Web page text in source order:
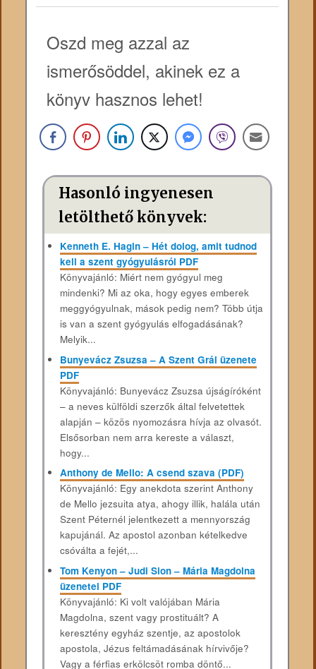
Oszd meg azzal az
ismerősöddel, akinek ez a
könyv hasznos lehet!
Hasonló ingyenesen
letölthető könyvek:
Kenneth E. Hagin – Hét ​dolog, amit tudnod
kell a szent gyógyulásról PDF
Könyvajánló: Miért ​nem gyógyul meg
mindenki? Mi az oka, hogy egyes emberek
meggyógyulnak, mások pedig nem? Több útja
is van a szent gyógyulás elfogadásának?
Melyik...
Bunyevácz Zsuzsa – A Szent Grál üzenete
PDF
Könyvajánló: Bunyevácz Zsuzsa újságíróként
– a neves külföldi szerzők által felvetettek
alapján – közös nyomozásra hívja az olvasót.
Elsősorban nem arra kereste a választ,
hogy...
Anthony de Mello: A csend szava (PDF)
Könyvajánló: Egy anekdota szerint Anthony
de Mello jezsuita atya, ahogy illik, halála után
Szent Péternél jelentkezett a mennyország
kapujánál. Az apostol azonban kételkedve
csóválta a fejét,...
Tom Kenyon – Judi Sion – Mária Magdolna
üzenetei PDF
Könyvajánló: Ki volt valójában Mária
Magdolna, szent vagy prostituált? A
keresztény egyház szentje, az apostolok
apostola, Jézus feltámadásának hírvivője?
Vagy a férfias erkölcsöt romba döntő...